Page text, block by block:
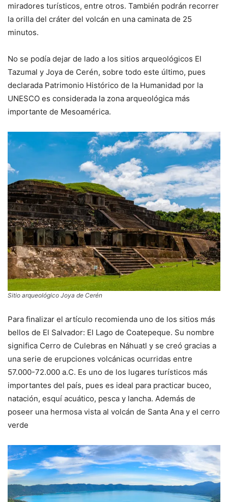
miradores turísticos, entre otros. También podrán recorrer
la orilla del cráter del volcán en una caminata de 25
minutos.
No se podía dejar de lado a los sitios arqueológicos El
Tazumal y Joya de Cerén, sobre todo este último, pues
declarada Patrimonio Histórico de la Humanidad por la
UNESCO es considerada la zona arqueológica más
importante de Mesoamérica.
Sitio arqueológico Joya de Cerén
Para finalizar el artículo recomienda uno de los sitios más
bellos de El Salvador: El Lago de Coatepeque. Su nombre
significa Cerro de Culebras en Náhuatl y se creó gracias a
una serie de erupciones volcánicas ocurridas entre
57.000-72.000 a.C. Es uno de los lugares turísticos más
importantes del país, pues es ideal para practicar buceo,
natación, esquí acuático, pesca y lancha. Además de
poseer una hermosa vista al volcán de Santa Ana y el cerro
verde